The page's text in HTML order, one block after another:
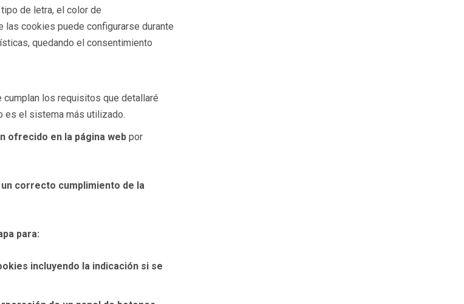
de letra, el color de
cookies puede configurarse durante
quedando el consentimiento
cumplan los requisitos que detallaré
es el sistema más utilizado.
ofrecido en la página web por
correcto cumplimiento de la
para:
incluyendo la indicación si se